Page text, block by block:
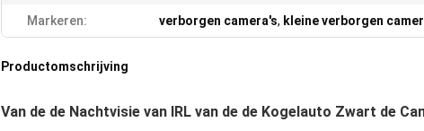
Markeren: verborgen camera's, kleine verborgen
Productomschrijving
Van de de Nachtvisie van IRL van de de Kogelauto Zwart de